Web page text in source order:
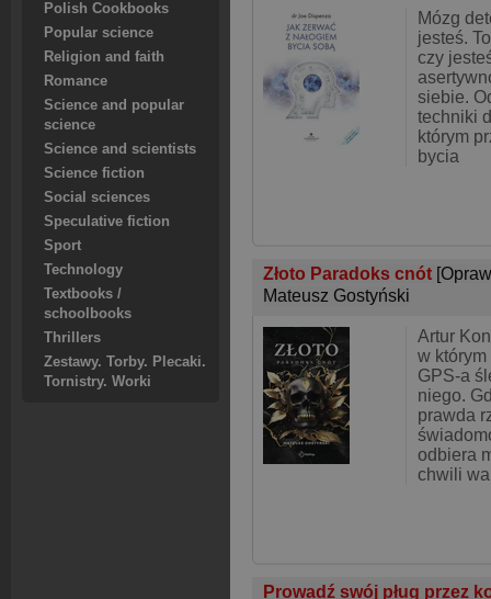
Polish Cookbooks
Popular science
Religion and faith
Romance
Science and popular
science
Science and scientists
Science fiction
Social sciences
Speculative fiction
Sport
Technology
Textbooks /
schoolbooks
Thrillers
Zestawy. Torby. Plecaki.
Tornistry. Worki
Mózg
jesteś.
czy
siebie.
techniki
którym
bycia
Złoto Paradoks cnót
Mateusz Gostyński
Artur
w którym
GPS-a
niego.
prawda
odbiera
chwili
Prowadź swój pług przez